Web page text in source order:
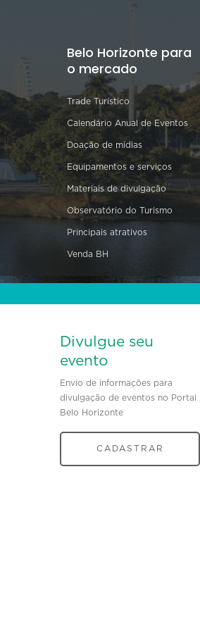
Belo Horizonte para
o mercado
Trade Turístico
Calendário Anual de Eventos
Doação de mídias
Equipamentos e serviços
Materiais de divulgação
Observatório do Turismo
Principais atrativos
Venda BH
Divulgue seu
evento
Envio de informações para
divulgação de eventos no Portal
Belo Horizonte
CADASTRAR